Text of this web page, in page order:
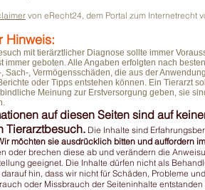
von eRecht24, dem Portal zum Internetrecht
Hinweis:
mit tierärztlicher Diagnose sollte immer
immer geboten. Alle Angaben erfolgten nach
Sach-, Vermögensschäden, die aus der
oder Tipps entstehen können. Ein Tierarzt
Meinung zur Erstversorgung geben, sie
auf diesen Seiten sind auf
Tierarztbesuch. Die Inhalte sind
möchten sie ausdrücklich bitten und auffordern
oder brechen diese ab und verändern die
geeignet. Die Inhalte dürfen nicht als
hin, dass wir nicht für Schäden, Probleme
oder Missbrauch der Seiteninhalte